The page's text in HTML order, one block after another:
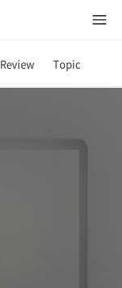
Review Topic